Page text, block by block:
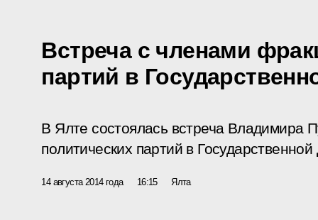
Встреча с членами
партий в
В Ялте состоялась встреча Владимира
политических партий в
14 августа 2014 года 16:15 Ялта